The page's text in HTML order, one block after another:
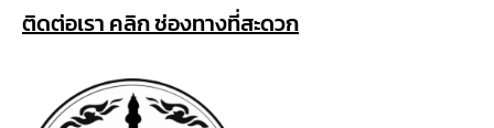
ติดต่อเรา คลิก ช่องทางที่สะดวก